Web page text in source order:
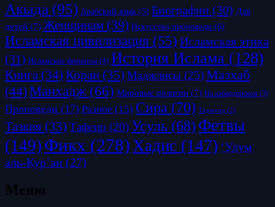
Акыда (95) Арабский язык (5) Биографии (30) Для
детей (7) Женщинам (39) Искусство проповеди (6)
Исламская цивилизация (55) Исламская этика
(31) Исламские финансы (4) История Ислама (128)
Книга (34) Коран (35) Маджлисы (25)Мазхаб
(44)Манхадж (66) Мировые религии (7) На кабардинском (3)
Проповеди (17) Разное (15) Сира (70) Таджуид (2)
Тазкия (33) Тафсир (20)Усуль (68) Фетвы
(149) Фикх (278)Хадис (147) ‘Улум
аль-Кур’ан (27)
Меню